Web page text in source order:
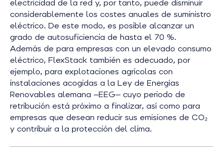
electricidad de la red y, por tanto, puede disminuir
considerablemente los costes anuales de suministro
eléctrico. De este modo, es posible alcanzar un
grado de autosuficiencia de hasta el 70 %.
Además de para empresas con un elevado consumo
eléctrico, FlexStack también es adecuado, por
ejemplo, para explotaciones agrícolas con
instalaciones acogidas a la Ley de Energías
Renovables alemana —EEG— cuyo periodo de
retribución está próximo a finalizar, así como para
empresas que desean reducir sus emisiones de CO₂
y contribuir a la protección del clima.